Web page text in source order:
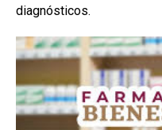
diagnósticos.